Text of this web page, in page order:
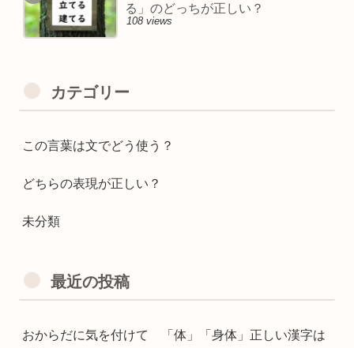
る」のどっちが正しい？
108 views
カテゴリー
この言葉は文でどう使う？
どちらの表現が正しい？
未分類
最近の投稿
おからだに気を付けて 「体」「身体」正しい漢字は